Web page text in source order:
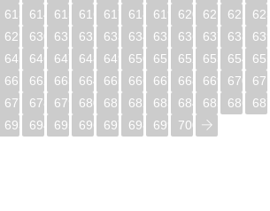
613 614 615 616 617 618 619 620 621 622
629 630 631 632 633 634 635 636 637 638
645 646 647 648 649 650 651 652 653 654
661 662 663 664 665 666 667 668 669 670
677 678 679 680 681 682 683 684 685 686
693 694 695 696 697 698 699 700